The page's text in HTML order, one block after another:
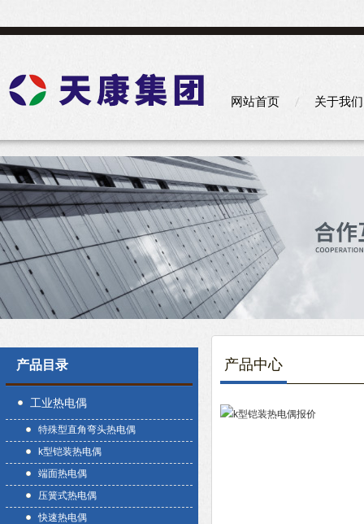
网站首页 关于我们
产品目录
工业热电偶
特殊型直角弯头热电偶
k型铠装热电偶
端面热电偶
压簧式热电偶
快速热电偶
产品中心